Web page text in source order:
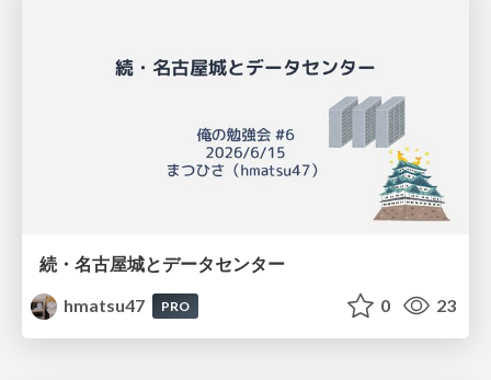
続・名古屋城とデータセンター
hmatsu47
PRO 0 23